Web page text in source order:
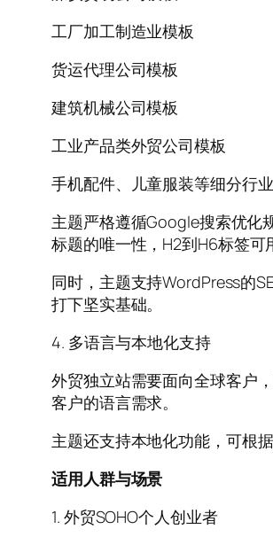
工厂加工制造业模板
货运代理公司模板
建筑机械公司模板
工业产品类外贸公司模板
手机配件、儿童服装等细分行
主题严格遵循Google搜索优化
标题的唯一性，H2到H6标签可
同时，主题支持WordPress的
打下坚实基础。
4. 多语言与本地化支持
外贸独立站需要面向全球客户
客户的语言需求。
主题还支持本地化功能，可根
适用人群与场景
1. 外贸SOHO个人创业者